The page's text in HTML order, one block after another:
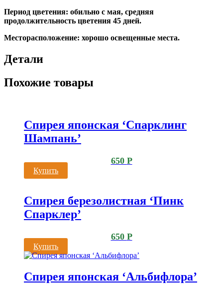
Период цветения: обильно с мая, средняя
продолжительность цветения 45 дней.
Месторасположение: хорошо освещенные места.
Детали
Похожие товары
Спирея японская ‘Спарклинг
Шампань’
650 Р
Купить
Спирея березолистная ‘Пинк
Спарклер’
650 Р
Купить
Спирея японская ‘Альбифлора’